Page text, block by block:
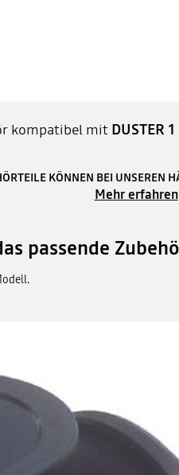
kompatibel mitDUSTER
KÖNNEN BEI UNSEREN
Mehr erfahren
passende